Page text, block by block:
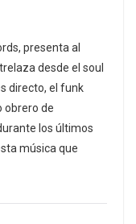
presenta al
desde el soul
directo, el funk
obrero de
los últimos
música que